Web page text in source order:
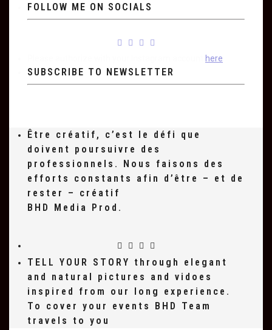
FOLLOW ME ON SOCIALS
here
SUBSCRIBE TO NEWSLETTER
Être créatif, c’est le défi que
doivent poursuivre des
professionnels. Nous faisons des
efforts constants afin d’être – et de
rester – créatif
BHD Media Prod.
TELL YOUR STORY through elegant
and natural pictures and vidoes
inspired from our long experience.
To cover your events BHD Team
travels to you